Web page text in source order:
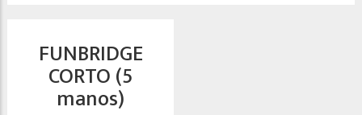
manos)
FUNBRIDGE
CORTO (5
manos)